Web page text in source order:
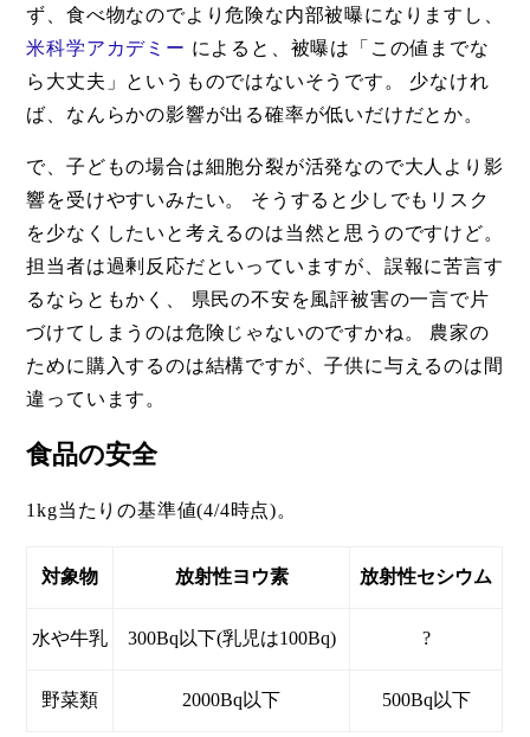
ず、食べ物なのでより危険な内部被曝になりますし、
米科学アカデミー によると、被曝は「この値までな
ら大丈夫」というものではないそうです。 少なけれ
ば、なんらかの影響が出る確率が低いだけだとか。
で、子どもの場合は細胞分裂が活発なので大人より影
響を受けやすいみたい。 そうすると少しでもリスク
を少なくしたいと考えるのは当然と思うのですけど。
担当者は過剰反応だといっていますが、誤報に苦言す
るならともかく、 県民の不安を風評被害の一言で片
づけてしまうのは危険じゃないのですかね。 農家の
ために購入するのは結構ですが、子供に与えるのは間
違っています。
食品の安全
1kg当たりの基準値(4/4時点)。
対象物 放射性ヨウ素 放射性セシウム
水や牛乳 300Bq以下(乳児は100Bq) ?
野菜類 2000Bq以下 500Bq以下